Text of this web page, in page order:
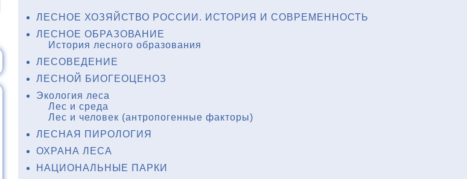
ЛЕСНОЕ ХОЗЯЙСТВО РОССИИ. ИСТОРИЯ И СОВРЕМЕННОСТЬ
ЛЕСНОЕ ОБРАЗОВАНИЕ
История лесного образования
ЛЕСОВЕДЕНИЕ
ЛЕСНОЙ БИОГЕОЦЕНОЗ
Экология леса
Лес и среда
Лес и человек (антропогенные факторы)
ЛЕСНАЯ ПИРОЛОГИЯ
ОХРАНА ЛЕСА
НАЦИОНАЛЬНЫЕ ПАРКИ